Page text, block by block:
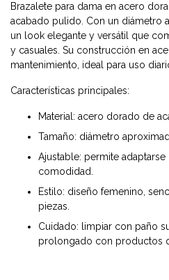
Brazalete para dama en acero
acabado pulido. Con un diámetro
un look elegante y versátil que
y casuales. Su construcción en
mantenimiento, ideal para uso
Características principales:
Material: acero dorado de
Tamaño: diámetro
Ajustable: permite
comodidad.
Estilo: diseño femenino,
piezas.
Cuidado: limpiar con paño
prolongado con productos